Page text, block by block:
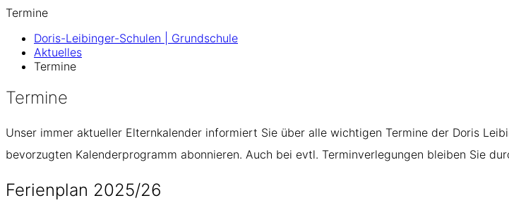
Termine
Doris-Leibinger-Schulen | Grundschule
Aktuelles
Termine
Termine
Unser immer aktueller Elternkalender informiert Sie über alle wichtigen Termine der Doris
bevorzugten Kalenderprogramm abonnieren. Auch bei evtl. Terminverlegungen bleiben Sie
Ferienplan 2025/26